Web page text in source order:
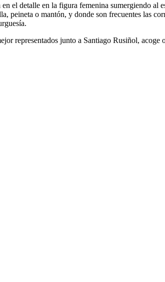
el detalle en la figura femenina sumergiendo al
peineta o mantón, y donde son frecuentes las
representados junto a Santiago Rusiñol, acoge